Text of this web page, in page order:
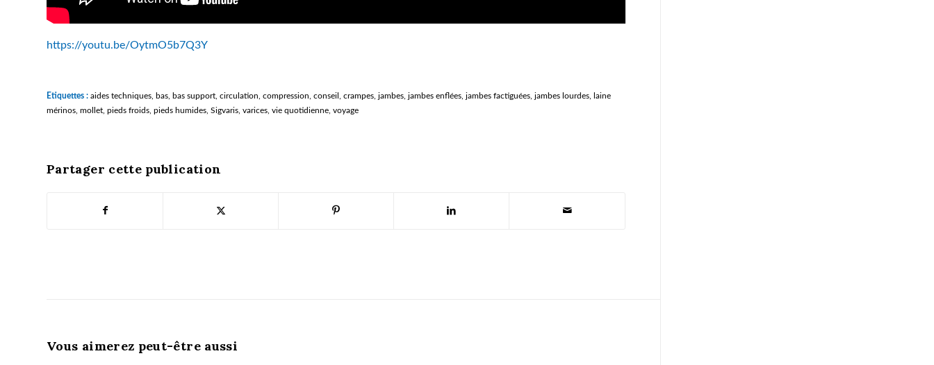
https://youtu.be/OytmO5b7Q3Y
Etiquettes : aides techniques, bas, bas support, circulation, compression, conseil , crampes, jambes, jambes enflées, jambes factiguées, jambes lourdes,
laine
mérinos, mollet, pieds froids, pieds humides, Sigvaris, varices, vie quotidienne, voyage
Partager cette publication
Vous aimerez peut-être aussi